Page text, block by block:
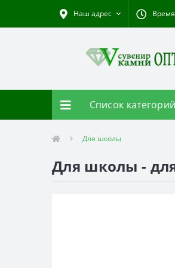
Наш адрес
Список категорий
Для школы
Для школы -